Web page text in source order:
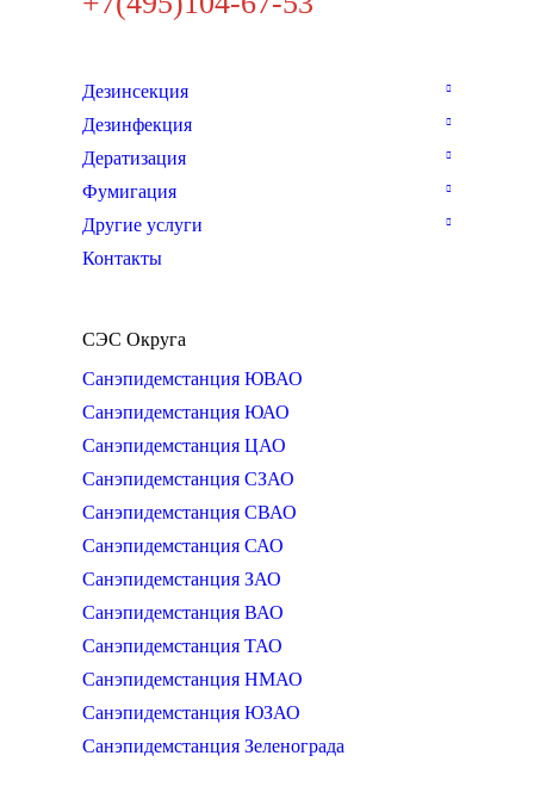
Дезинсекция
Дезинфекция
Дератизация
Фумигация
Другие услуги
Контакты
СЭС Округа
Санэпидемстанция ЮВАО
Санэпидемстанция ЮАО
Санэпидемстанция ЦАО
Санэпидемстанция СЗАО
Санэпидемстанция СВАО
Санэпидемстанция САО
Санэпидемстанция ЗАО
Санэпидемстанция ВАО
Санэпидемстанция ТАО
Санэпидемстанция НМАО
Санэпидемстанция ЮЗАО
Санэпидемстанция Зеленограда